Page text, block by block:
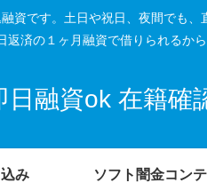
です。土日や祝日、夜間でも
返済の１ヶ月融資で借りられるか
融資ok 在籍確
み ソフト闇金コン